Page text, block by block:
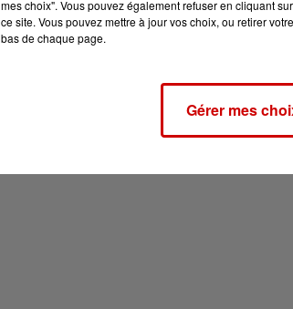
mes choix". Vous pouvez également refuser en cliquant
ce site. Vous pouvez mettre à jour vos choix, ou retirer
bas de chaque page.
Gérer mes